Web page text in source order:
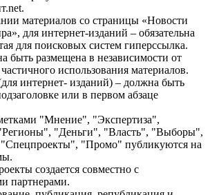
материалов со страницы «Новости
для интернет-изданий – обязательна
для поисковых систем гиперссылка.
быть размещена в независимости от
использования материалов.
интернет- изданий) – должна быть
или в первом абзаце
"Мнение", "Экспертиза",
"Деньги", "Власть", "Выборы",
"Спецпроекты", "Промо" публикуются на
создается совместно с
партнерами.